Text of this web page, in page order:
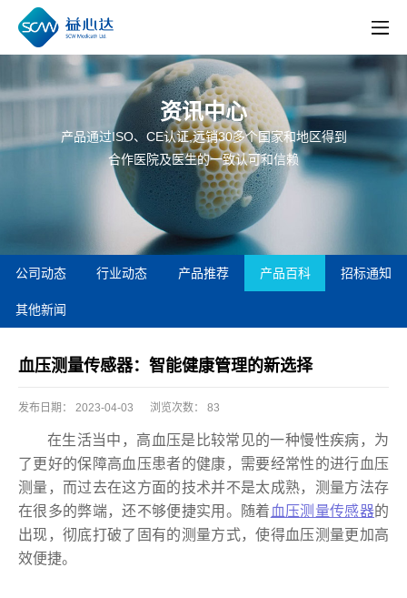
资讯中心
产品通过ISO、CE认证,远销30多个国家和地区得到
合作医院及医生的一致认可和信赖
公司动态 行业动态 产品推荐 产品百科 招标通知
其他新闻
血压测量传感器：智能健康管理的新选择
发布日期： 2023-04-03 浏览次数： 83
在生活当中，高血压是比较常见的一种慢性疾病，为
了更好的保障高血压患者的健康，需要经常性的进行血压
测量，而过去在这方面的技术并不是太成熟，测量方法存
在很多的弊端，还不够便捷实用。随着血压测量传感器的
出现，彻底打破了固有的测量方式，使得血压测量更加高
效便捷。